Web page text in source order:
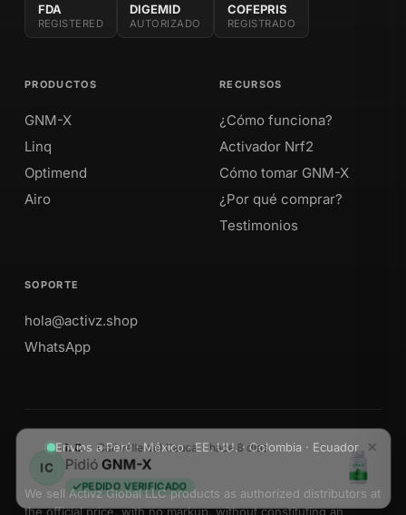
FDA
REGISTERED
DIGEMID
AUTORIZADO
COFEPRIS
REGISTRADO
PRODUCTOS
GNM-X
Linq
Optimend
Airo
RECURSOS
¿Cómo funciona?
Activador Nrf2
Cómo tomar GNM-X
¿Por qué comprar?
Testimonios
SOPORTE
hola@activz.shop
WhatsApp
Envíos a Perú · México · EE. UU. · Colombia · Ecuador
We sell Activz Global LLC products as authorized distributors at
the official price, with no markup, without constituting an